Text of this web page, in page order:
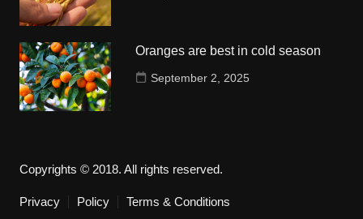
Oranges are best in cold season
September 2, 2025
Copyrights © 2018. All rights reserved.
Privacy Policy Terms & Conditions